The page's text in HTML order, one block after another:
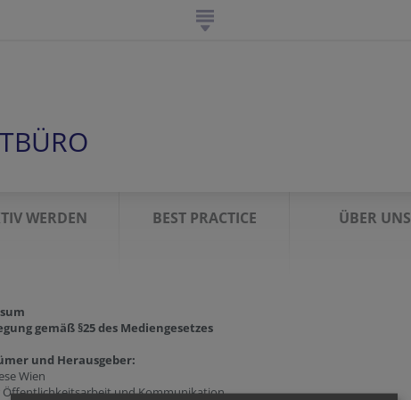
WERDEN BEST PRACTICE ÜBER UNS
gemäß §25 des Mediengesetzes
und Herausgeber:
Wien
und Kommunikation